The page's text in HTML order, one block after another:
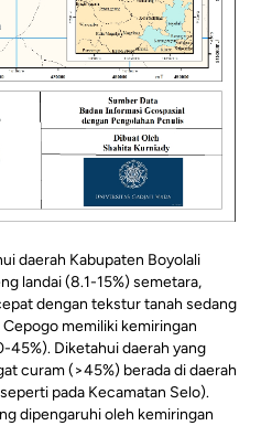
daerah Kabupaten Boyolali
landai (8.1-15%) semetara,
dengan tekstur tanah sedang
memiliki kemiringan
45%). Diketahui daerah yang
curam (>45%) berada di daerah
pada Kecamatan Selo).
dipengaruhi oleh kemiringan